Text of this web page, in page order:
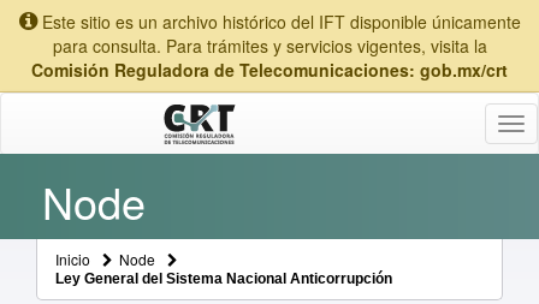
Este sitio es un archivo histórico del IFT disponible únicamente
para consulta. Para trámites y servicios vigentes, visita la
Comisión Reguladora de Telecomunicaciones: gob.mx/crt
Node
Inicio Node
Ley General del Sistema Nacional Anticorrupción